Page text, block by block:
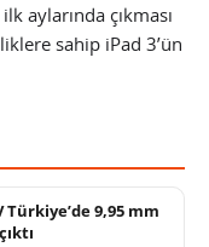
aylarında çıkması
sahip iPad 3’ün
Türkiye’de 9,95 mm